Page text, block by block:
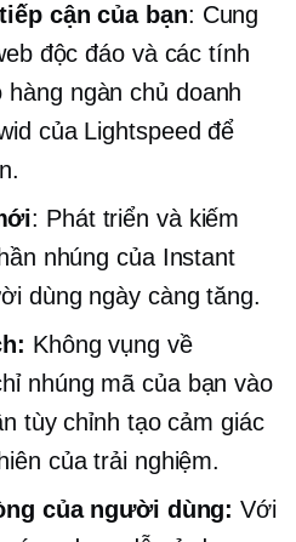
cận của bạn: Cung
độc đáo và các tính
ngàn chủ doanh
của Lightspeed để
: Phát triển và kiếm
nhúng của Instant
dùng ngày càng tăng.
Không vụng về
nhúng mã của bạn vào
tùy chỉnh tạo cảm giác
của trải nghiệm.
của người dùng: Với